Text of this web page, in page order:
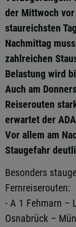
der Mittwoch
staureichsten
Nachmittag
zahlreichen
Belastung wird
Auch am
Reiserouten
erwartet der
Vor allem am
Staugefahr
Besonders
Fernreiserouten:
- A 1 Fehmarn –
Osnabrück –